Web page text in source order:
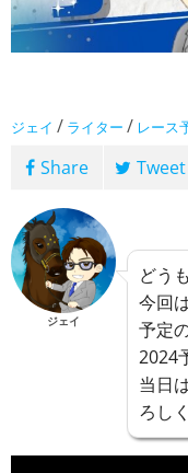
ジェイ / ライター / レース
Share Tweet
ジェイ
どう
今回
予定
2024
当日
ろし